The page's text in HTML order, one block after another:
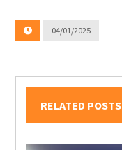
04/01/2025
RELATED POSTS